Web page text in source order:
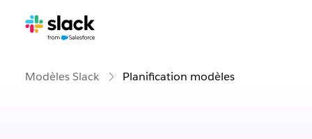
Modèles Slack Planification modèles